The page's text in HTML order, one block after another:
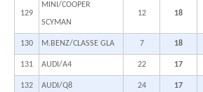
129
MINI/COOPER
SCYMAN
12 18
130 M.BENZ/CLASSE GLA 7 18
131 AUDI/A4 22 17
132 AUDI/Q8 24 17